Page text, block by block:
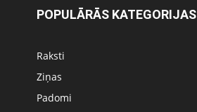
POPULĀRĀS KATEGORIJAS
Raksti
Ziņas
Padomi